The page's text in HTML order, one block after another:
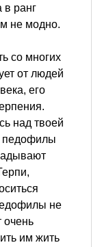
в ранг
не модно.
со многих
от людей
его
над твоей
педофилы
не
очень
им жить